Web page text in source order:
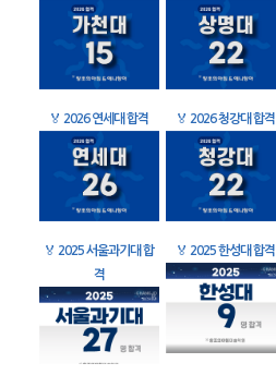
🏅 2026 연세대 합격 🏅 2026 청강대 합격
🏅 2025 서울과기대 합
격
🏅 2025 한성대 합격